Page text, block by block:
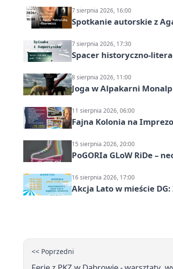
7 sierpnia 2026, 16:00
Spotkanie autorskie z
7 sierpnia 2026, 17:30
Spacer historyczno-
8 sierpnia 2026, 11:00
Joga w Alpakarni
11 sierpnia 2026, 06:00
Fajna Kolonia na
15 sierpnia 2026, 20:00
PoGORIa GLoW RiDe –
16 sierpnia 2026, 17:00
Akcja Lato w mieście
<< Poprzedni